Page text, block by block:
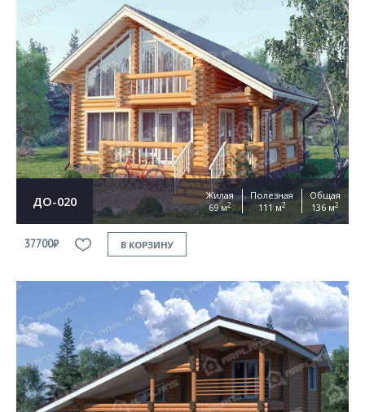
ДО-020
Жилая
69 м2
Полезная
111 м2
Общая
136 м2
37700₽ В КОРЗИНУ